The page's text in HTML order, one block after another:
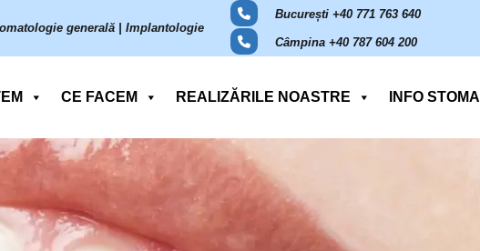
generală | Implantologie
București +40 771 763 640
Câmpina +40 787 604 200
CE FACEM REALIZĂRILE NOASTRE INFO STOMA